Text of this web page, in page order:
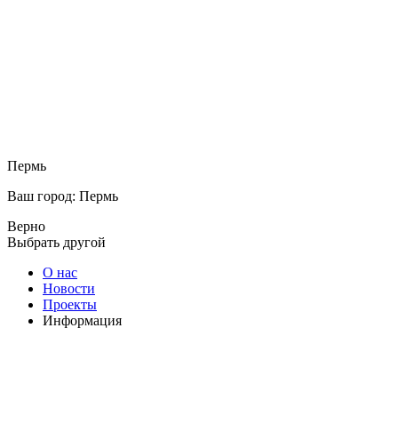
Пермь
Ваш город: Пермь
Верно
Выбрать другой
О нас
Новости
Проекты
Информация